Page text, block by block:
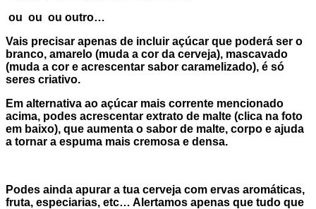
ou ou ou outro…
Vais precisar apenas de incluir açúcar que poderá ser o
branco, amarelo (muda a cor da cerveja), mascavado
(muda a cor e acrescentar sabor caramelizado), é só
seres criativo.
Em alternativa ao açúcar mais corrente mencionado
acima, podes acrescentar extrato de malte (clica na foto
em baixo), que aumenta o sabor de malte, corpo e ajuda
a tornar a espuma mais cremosa e densa.
Podes ainda apurar a tua cerveja com ervas aromáticas,
fruta, especiarias, etc… Alertamos apenas que tudo que